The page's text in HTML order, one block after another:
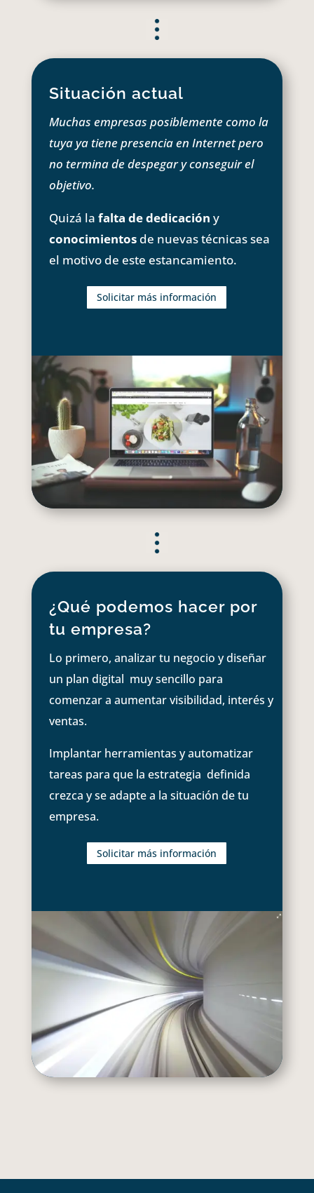
Situación actual
Muchas empresas posiblemente como la
tuya ya tiene presencia en Internet pero
no termina de despegar y conseguir el
objetivo.
Quizá la falta de dedicación y
conocimientosde nuevas técnicas sea
el motivo de este estancamiento.
Solicitar más información
¿Qué podemos hacer por
tu empresa?
Lo primero, analizar tu negocio y diseñar
un plan digital muy sencillo para
comenzar a aumentar visibilidad, interés y
ventas.
Implantar herramientas y automatizar
tareas para que la estrategia definida
crezca y se adapte a la situación de tu
empresa.
Solicitar más información